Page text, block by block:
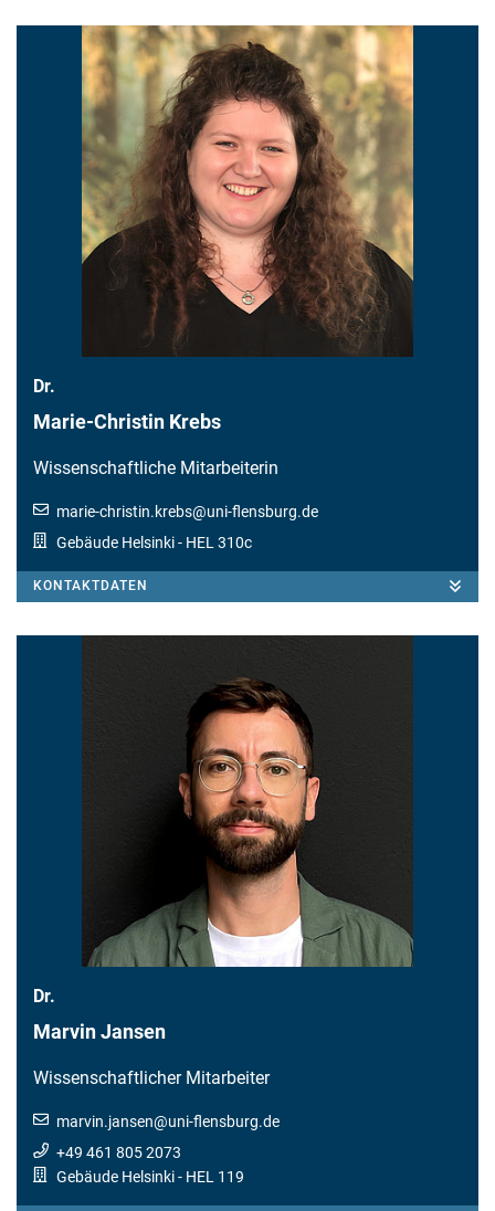
Dr.
Marie-Christin Krebs
Wissenschaftliche Mitarbeiterin
marie-christin.krebs@uni-flensburg.de
Gebäude Helsinki- HEL 310c
KONTAKTDATEN
Dr.
Marvin Jansen
Wissenschaftlicher Mitarbeiter
marvin.jansen@uni-flensburg.de
+49 461 805 2073
Gebäude Helsinki- HEL 119